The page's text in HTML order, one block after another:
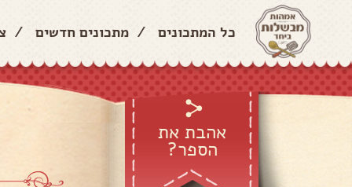
כל המתכונים / מתכונים חדשים /
אהבת את
הספר?